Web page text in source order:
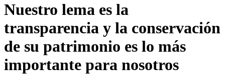
Nuestro lema es la
transparencia y la conservación
de su patrimonio es lo más
importante para nosotros